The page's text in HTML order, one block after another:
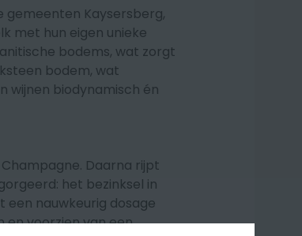
gemeenten Kaysersberg,
met hun eigen unieke
bodems, wat zorgt
bodem, wat
wijnen biodynamisch én
Daarna rijpt
het bezinksel in
nauwkeurig dosage
en voorzien van een